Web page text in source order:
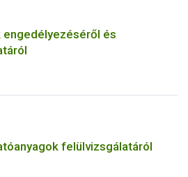
engedélyezéséről és
felülvizsgálatáról